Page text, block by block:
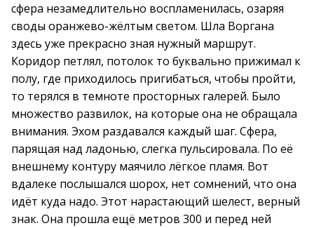
сфера незамедлительно воспламенилась, озаряя
своды оранжево-жёлтым светом. Шла Воргана
здесь уже прекрасно зная нужный маршрут.
Коридор петлял, потолок то буквально прижимал к
полу, где приходилось пригибаться, чтобы пройти,
то терялся в темноте просторных галерей. Было
множество развилок, на которые она не обращала
внимания. Эхом раздавался каждый шаг. Сфера,
парящая над ладонью, слегка пульсировала. По её
внешнему контуру маячило лёгкое пламя. Вот
вдалеке послышался шорох, нет сомнений, что она
идёт куда надо. Этот нарастающий шелест, верный
знак. Она прошла ещё метров 300 и перед ней